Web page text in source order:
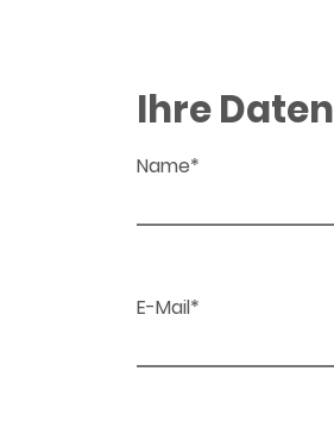
Ihre Daten
Name*
E-Mail*